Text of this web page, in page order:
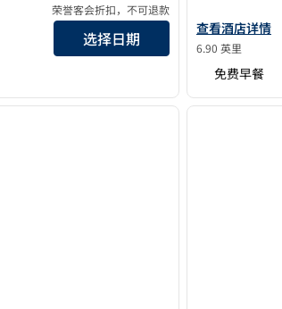
Downtown 的酒店详情
荣誉客会折扣，不可退款
选择日期
查看欢朋
查看酒店详情
6.90 英里
免费早餐
1/12
下一张图片
1/12